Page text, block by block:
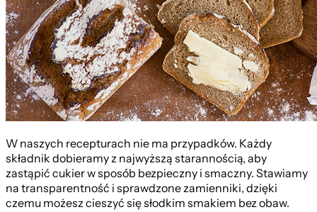
W naszych recepturach nie ma przypadków. Każdy
składnik dobieramy z najwyższą starannością, aby
zastąpić cukier w sposób bezpieczny i smaczny. Stawiamy
na transparentność i sprawdzone zamienniki, dzięki
czemu możesz cieszyć się słodkim smakiem bez obaw.